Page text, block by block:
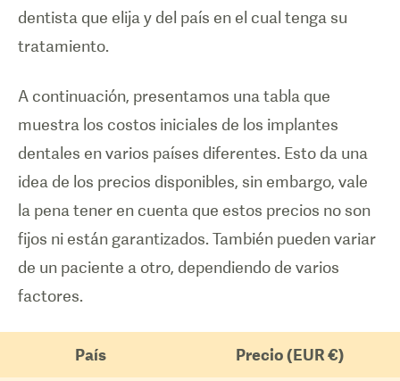
dentista que elija y del país en el cual tenga su
tratamiento.
A continuación, presentamos una tabla que
muestra los costos iniciales de los implantes
dentales en varios países diferentes. Esto da una
idea de los precios disponibles, sin embargo, vale
la pena tener en cuenta que estos precios no son
fijos ni están garantizados. También pueden variar
de un paciente a otro, dependiendo de varios
factores.
País Precio (EUR €)